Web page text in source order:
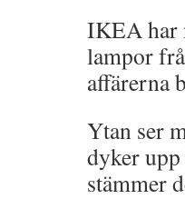
IKEA har
lampor
affärerna
Ytan ser
dyker
stämmer